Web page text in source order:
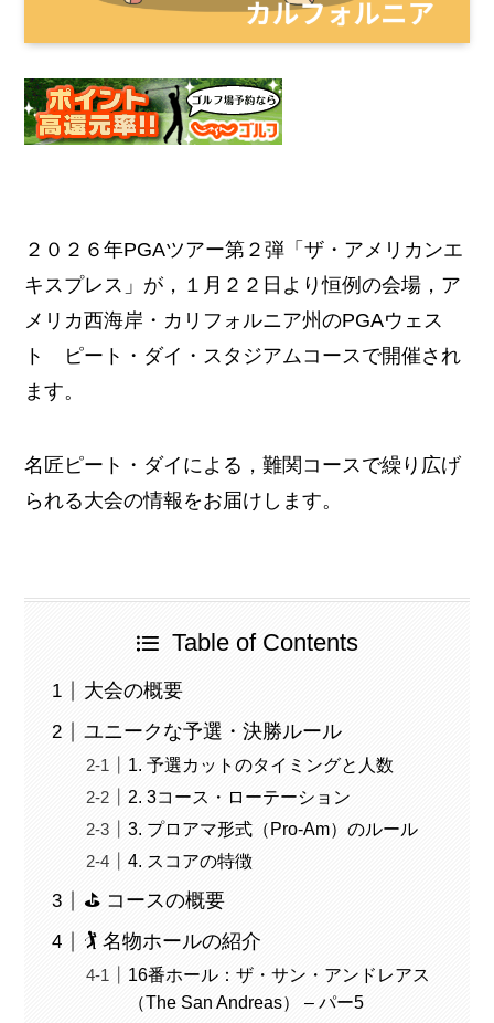
２０２６年PGAツアー第２弾「ザ・アメリカンエ
キスプレス」が，１月２２日より恒例の会場，ア
メリカ西海岸・カリフォルニア州のPGAウェス
ト ピート・ダイ・スタジアムコースで開催され
ます。
名匠ピート・ダイによる，難関コースで繰り広げ
られる大会の情報をお届けします。
Table of Contents
大会の概要
ユニークな予選・決勝ルール
1. 予選カットのタイミングと人数
2. 3コース・ローテーション
3. プロアマ形式（Pro-Am）のルール
4. スコアの特徴
⛳️ コースの概要
🏌️ 名物ホールの紹介
16番ホール：ザ・サン・アンドレアス
（The San Andreas） – パー5